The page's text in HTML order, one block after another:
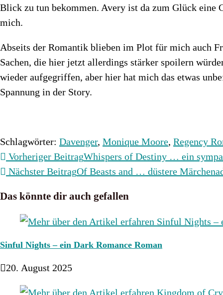
Blick zu tun bekommen. Avery ist da zum Glück eine
mich.
Abseits der Romantik blieben im Plot für mich auch
Sachen, die hier jetzt allerdings stärker spoilern
wieder aufgegriffen, aber hier hat mich das etwas
Spannung in der Story.
Schlagwörter: Davenger, Monique Moore, Regency
Weitere
Artikel
Vorheriger BeitragWhispers of Destiny … ein
Nächster BeitragOf Beasts and … düstere
Das könnte dir auch gefallen
Sinful Nights – ein Dark Romance Roman
20. August 2025